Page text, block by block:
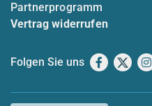
Partnerprogramm
Vertrag widerrufen
Folgen Sie uns Facebook
X